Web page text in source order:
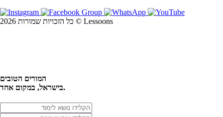
כל הזכויות שמורות 2026 © Lessoons
המורים הטובים
בישראל, במקום אחד.